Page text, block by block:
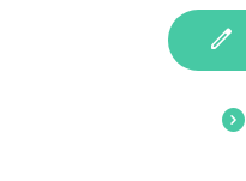
edit
expand_circle_right